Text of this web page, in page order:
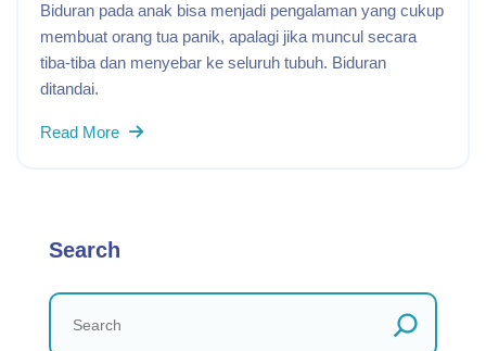
Biduran pada anak bisa menjadi pengalaman yang cukup
membuat orang tua panik, apalagi jika muncul secara
tiba-tiba dan menyebar ke seluruh tubuh. Biduran
ditandai.
Read More
Search